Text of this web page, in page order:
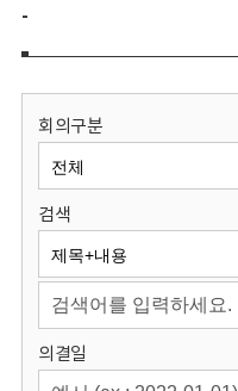
보
원
회
-
회의구분
검색
의결일